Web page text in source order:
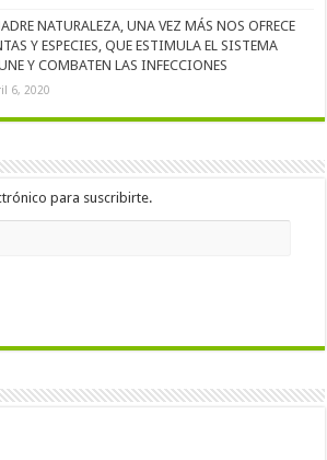
NATURALEZA, UNA VEZ MÁS NOS OFRECE
Y ESPECIES, QUE ESTIMULA EL SISTEMA
Y COMBATEN LAS INFECCIONES
6, 2020
para suscribirte.